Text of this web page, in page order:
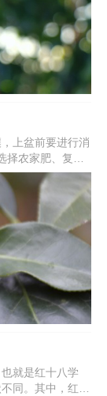
上盆前要进行消
择农家肥、复合
，充分的见光，
夏季温度尽量
就是红十八学
同。其中，红十